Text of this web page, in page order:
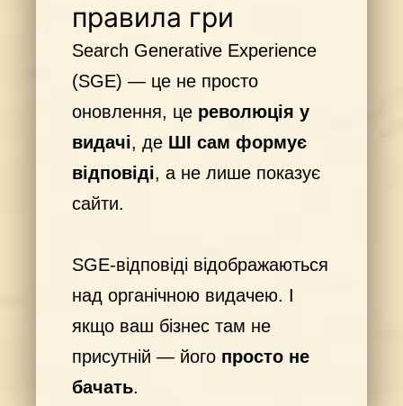
правила гри
Search Generative Experience
(SGE) — це не просто
оновлення, це революція у
видачі, де ШІ сам формує
відповіді, а не лише показує
сайти.
SGE-відповіді відображаються
над органічною видачею. І
якщо ваш бізнес там не
присутній — його просто не
бачать.